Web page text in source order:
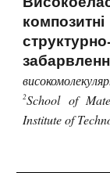
2School of
Institute of